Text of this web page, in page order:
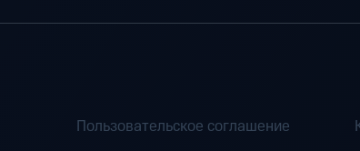
Пользовательское соглашение